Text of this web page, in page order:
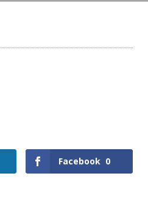
Facebook 0